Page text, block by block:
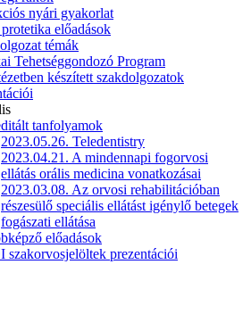
nyári gyakorlat
előadások
témák
Tehetséggondozó Program
készített szakdolgozatok
tanfolyamok
2023.05.26. Teledentistry
2023.04.21. A mindennapi fogorvosi
ellátás orális medicina vonatkozásai
2023.03.08. Az orvosi rehabilitációban
részesülő speciális ellátást igénylő betegek
fogászati ellátása
előadások
szakorvosjelöltek prezentációi